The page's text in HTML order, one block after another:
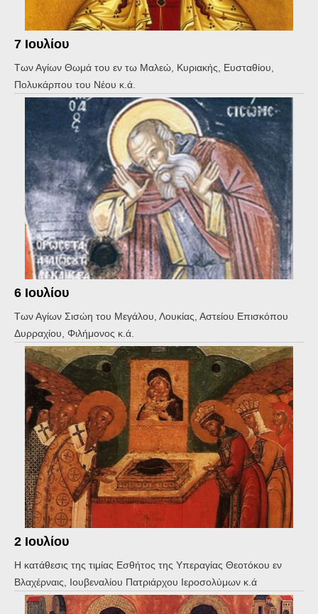
7 Ιουλίου
Των Αγίων Θωμά του εν τω Μαλεώ, Κυριακής, Ευσταθίου,
Πολυκάρπου του Νέου κ.ά.
6 Ιουλίου
Των Αγίων Σισώη του Μεγάλου, Λουκίας, Αστείου Επισκόπου
Δυρραχίου, Φιλήμονος κ.ά.
2 Ιουλίου
Η κατάθεσις της τιμίας Εσθήτος της Υπεραγίας Θεοτόκου εν
Βλαχέρναις, Ιουβεναλίου Πατριάρχου Ιεροσολύμων κ.ά